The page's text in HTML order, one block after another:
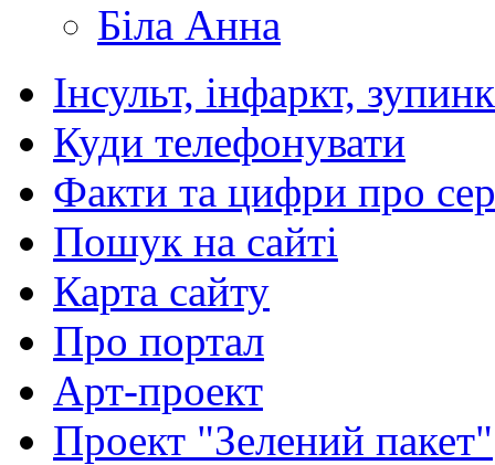
Біла Анна
Інсульт, інфаркт,
Куди телефонувати
Факти та цифри про
Пошук на сайті
Карта сайту
Про портал
Арт-проект
Проект "Зелений пакет"